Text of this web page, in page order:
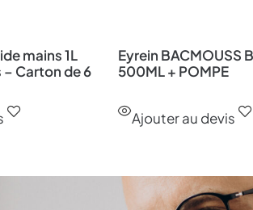
mains 1L
Carton de 6
Eyrein BACMOUSS
500ML + POMPE
Ajouter au devis